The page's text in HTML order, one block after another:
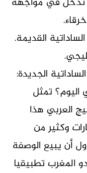
القديمة.
الجديدة:
اليوم؟ تمثل
العربي هذا
وكثير من
أن يبيع الوصفة
المغرب تطبيقيا